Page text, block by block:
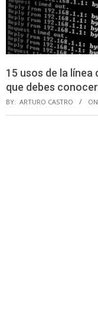
15 usos de la línea
que debes conocer
BY: ARTURO CASTRO